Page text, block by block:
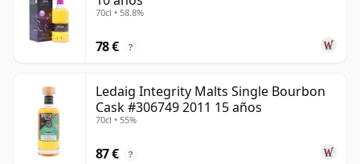
70cl • 58.8%
78 € ?
Ledaig Integrity Malts Single Bourbon
Cask #306749 2011 15 años
70cl • 55%
87 € ?